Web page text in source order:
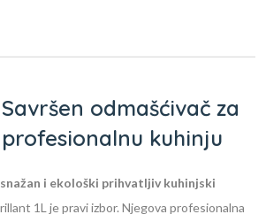
odmašćivač za
kuhinju
i ekološki prihvatljiv kuhinjski
1L je pravi izbor. Njegova profesionalna